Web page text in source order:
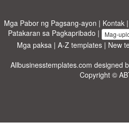
Mga Pabor ng Pagsang-ayon | Kontak |
Patakaran sa Pagkapribado | Mag-
Mga paksa | A-Z templates| New
Allbusinesstemplates.com designed
Copyright ©